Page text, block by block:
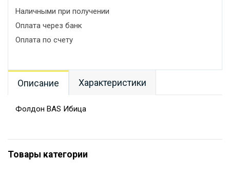
Наличными при получении
Оплата через банк
Оплата по счету
Описание Характеристики
Фолдон BAS Ибица
Товары категории